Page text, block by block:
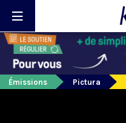
Émissions Pictura